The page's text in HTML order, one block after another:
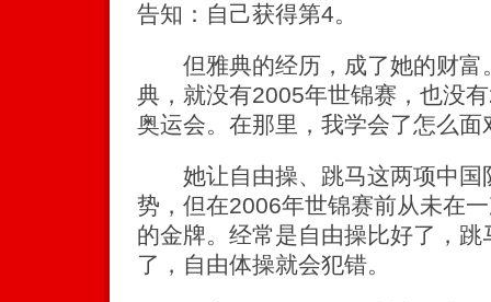
告知：自己获得第4。
但雅典的经历，成了她的财富
典，就没有2005年世锦赛，也没
奥运会。在那里，我学会了怎么面
她让自由操、跳马这两项中国
势，但在2006年世锦赛前从未在
的金牌。经常是自由操比好了，
了，自由体操就会犯错。